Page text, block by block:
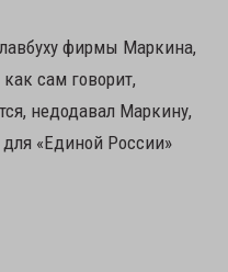
фирмы Маркина,
сам говорит,
недодавал Маркину,
«Единой России»